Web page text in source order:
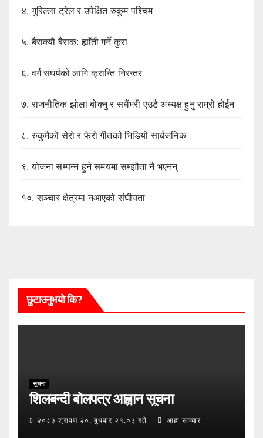
४.गुरिल्ला ट्रेल र उपेक्षित रुकुम पश्चिम
५.बैराक्यौ बैराक: ह्याँती गर्ने कुरा
६.वर्ग संघर्षको लागि क्रान्ति निरन्तर
७.राजनीतिक झोला बोक्नु र सधैंभरी एउटै अध्यक्ष हुनु राम्रो होईन
८.रुकुमैको सेरो र फेरो गीतको भिडियो सार्बजनिक
९.योजना सम्पन्न हुने समयमा सम्झौता नै भएनन्
१०.सञ्चार क्षेत्रमा नआएको संघीयता
छुटाउनुभयो कि?
सूचना
शिलबन्दी बोलपत्र आह्वान सूचना
२०८३ श्रावण २०, बुधबार २१:०३ गते आहा सञ्चार